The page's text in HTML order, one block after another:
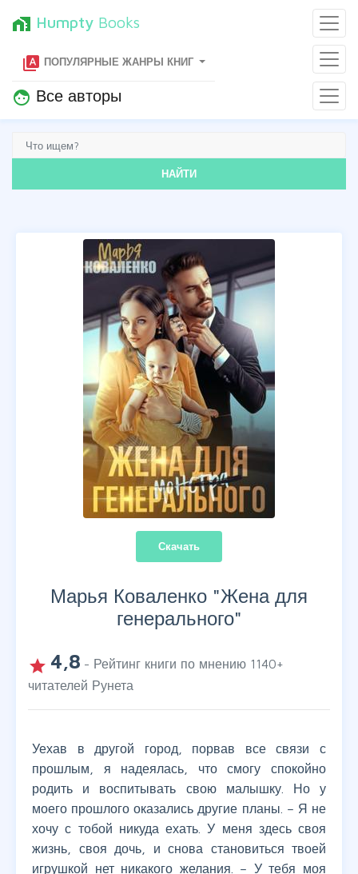
home_work Humpty Books
type_specimen ПОПУЛЯРНЫЕ ЖАНРЫ КНИГ
face Все авторы
НАЙТИ
Скачать
Марья Коваленко "Жена для
генерального"
grade 4,8 - Рейтинг книги по мнению 1140+
читателей Рунета
Уехав в другой город, порвав все связи с
прошлым, я надеялась, что смогу спокойно
родить и воспитывать свою малышку. Но у
моего прошлого оказались другие планы. – Я не
хочу с тобой никуда ехать. У меня здесь своя
жизнь, своя дочь, и снова становиться твоей
игрушкой нет никакого желания. – У тебя моя